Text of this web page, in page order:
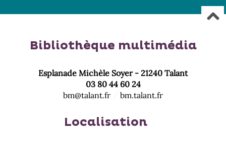
Bibliothèque multimédia
Esplanade Michèle Soyer - 21240 Talant
03 80 44 60 24
bm@talant.fr
bm.talant.fr
Localisation